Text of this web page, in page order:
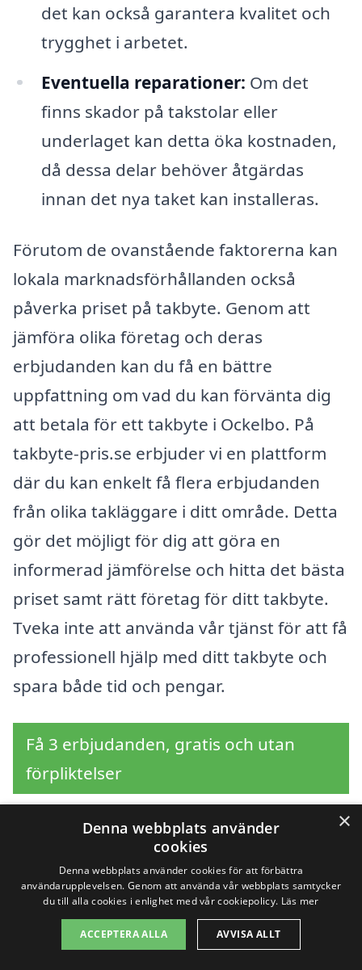
det kan också garantera kvalitet och
trygghet i arbetet.
Eventuella reparationer: Om det
finns skador på takstolar eller
underlaget kan detta öka kostnaden,
då dessa delar behöver åtgärdas
innan det nya taket kan installeras.
Förutom de ovanstående faktorerna kan
lokala marknadsförhållanden också
påverka priset på takbyte. Genom att
jämföra olika företag och deras
erbjudanden kan du få en bättre
uppfattning om vad du kan förvänta dig
att betala för ett takbyte i Ockelbo. På
takbyte-pris.se erbjuder vi en plattform
där du kan enkelt få flera erbjudanden
från olika takläggare i ditt område. Detta
gör det möjligt för dig att göra en
informerad jämförelse och hitta det bästa
priset samt rätt företag för ditt takbyte.
Tveka inte att använda vår tjänst för att få
professionell hjälp med ditt takbyte och
spara både tid och pengar.
Få 3 erbjudanden, gratis och utan
förpliktelser
Sök efter en
professionell för
takbyte i andra städer
×
Denna webbplats använder
cookies
Denna webbplats använder cookies för att förbättra
användarupplevelsen. Genom att använda vår webbplats samtycker
du till alla cookies i enlighet med vår cookiepolicy. Läs mer
ACCEPTERA ALLA AVVISA ALLT